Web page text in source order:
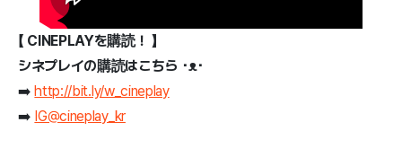
【 CINEPLAYを購読！ 】
シネプレイの購読はこちら ･ᴥ･
➡️http://bit.ly/w_cineplay
➡️ IG@cineplay_kr